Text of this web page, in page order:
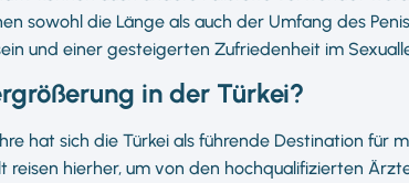
sowohl die Länge als auch der Umfang des
und einer gesteigerten Zufriedenheit im
in der Türkei?
hat sich die Türkei als führende Destination für
reisen hierher, um von den hochqualifizierten